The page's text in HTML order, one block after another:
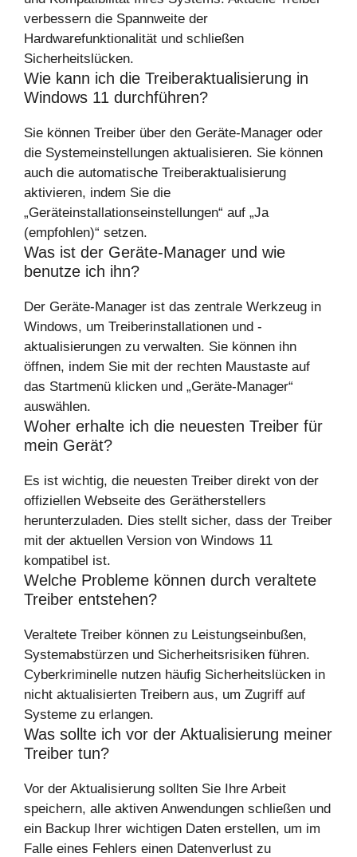
verbessern die Spannweite der
Hardwarefunktionalität und schließen
Sicherheitslücken.
Wie kann ich die Treiberaktualisierung in
Windows 11 durchführen?
Sie können Treiber über den Geräte-Manager oder
die Systemeinstellungen aktualisieren. Sie können
auch die automatische Treiberaktualisierung
aktivieren, indem Sie die
„Geräteinstallationseinstellungen“ auf „Ja
(empfohlen)“ setzen.
Was ist der Geräte-Manager und wie
benutze ich ihn?
Der Geräte-Manager ist das zentrale Werkzeug in
Windows, um Treiberinstallationen und -
aktualisierungen zu verwalten. Sie können ihn
öffnen, indem Sie mit der rechten Maustaste auf
das Startmenü klicken und „Geräte-Manager“
auswählen.
Woher erhalte ich die neuesten Treiber für
mein Gerät?
Es ist wichtig, die neuesten Treiber direkt von der
offiziellen Webseite des Gerätherstellers
herunterzuladen. Dies stellt sicher, dass der Treiber
mit der aktuellen Version von Windows 11
kompatibel ist.
Welche Probleme können durch veraltete
Treiber entstehen?
Veraltete Treiber können zu Leistungseinbußen,
Systemabstürzen und Sicherheitsrisiken führen.
Cyberkriminelle nutzen häufig Sicherheitslücken in
nicht aktualisierten Treibern aus, um Zugriff auf
Systeme zu erlangen.
Was sollte ich vor der Aktualisierung meiner
Treiber tun?
Vor der Aktualisierung sollten Sie Ihre Arbeit
speichern, alle aktiven Anwendungen schließen und
ein Backup Ihrer wichtigen Daten erstellen, um im
Falle eines Fehlers einen Datenverlust zu